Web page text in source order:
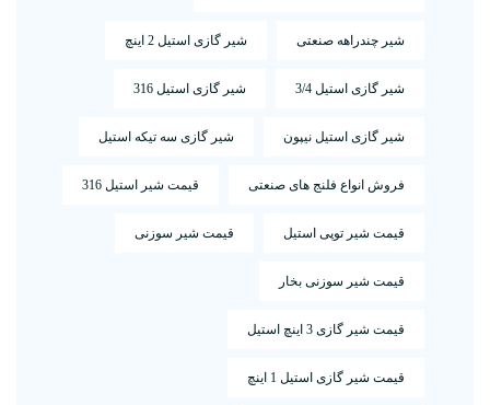
شیر چندراهه صنعتی شیر گازی استیل 2 اینچ
شیر گازی استیل 3/4 شیر گازی استیل 316
شیر گازی استیل نیپون شیر گازی سه تیکه استیل
فروش انواع فلنج های صنعتی قیمت شیر استیل 316
قیمت شیر توپی استیل قیمت شیر سوزنی
قیمت شیر سوزنی بخار
قیمت شیر گازی 3 اینچ استیل
قیمت شیر گازی استیل 1 اینچ